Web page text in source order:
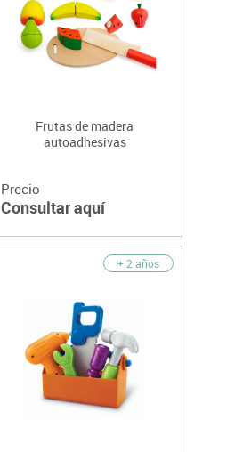
Frutas de madera
autoadhesivas
Precio
Consultar aquí
+ 2 años